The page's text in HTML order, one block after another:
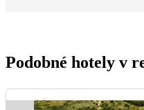
Podobné hotely v